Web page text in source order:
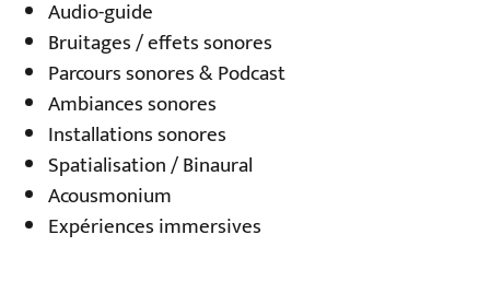
Audio-guide
Bruitages / effets sonores
Parcours sonores & Podcast
Ambiances sonores
Installations sonores
Spatialisation / Binaural
Acousmonium
Expériences immersives